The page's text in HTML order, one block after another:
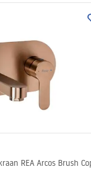
REA Arcos Brush